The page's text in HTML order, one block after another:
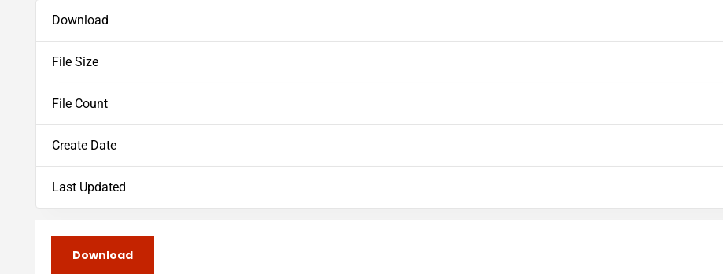
Download
File Size
File Count
Create Date
Last Updated
Download